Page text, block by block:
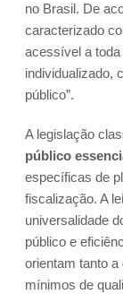
no Brasil. De
caracterizado
acessível a
individualizado,
público”.
A legislação
público
específicas de
fiscalização. A
universalidade
público e
orientam tanto
mínimos de